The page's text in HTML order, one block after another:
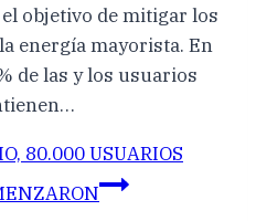
objetivo de mitigar los
energía mayorista. En
de las y los usuarios
80.000 USUARIOS